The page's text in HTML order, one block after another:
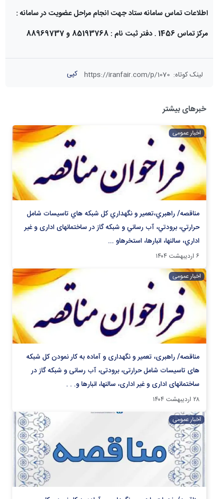
اطلاعات تماس سامانه ستاد جهت انجام مراحل عضویت در سامانه :
مرکز تماس 1456 . دفتر ثبت نام : 85193768 و 88969737
لینک کوتاه:
https://iranfair.com/p/1070 کپی
خبرهای بیشتر
اخبار عمومی
مناقصه/ راهبري،تعمیر و نگهداري كل شبکه هاي تاسيسات شامل
حرارتي، برودتي، آب رساني و شبكه گاز در ساختمانهای اداری و غير
اداري، سالنها، انبارها، استخرهاو ...
۶ اردیبهشت ۱۴۰۴
اخبار عمومی
مناقصه/ راهبری، تعمیر و نگهداری و آماده به کار نمودن كل شبکه
های تاسيسات شامل حرارتی، برودتی، آب رسانی و شبكه گاز در
ساختمانهای اداری و غير اداری، سالنها، انبارها و. . .
۲۸ اردیبهشت ۱۴۰۴
اخبار عمومی